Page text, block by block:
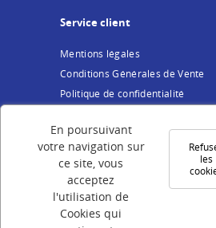
Service client
Mentions légales
Conditions Générales de Vente
Politique de confidentialité
Votre compte
Connexion
Création de compte
Suivi de commande
En poursuivant
votre navigation sur
ce site, vous
acceptez
l'utilisation de
Cookies qui
les